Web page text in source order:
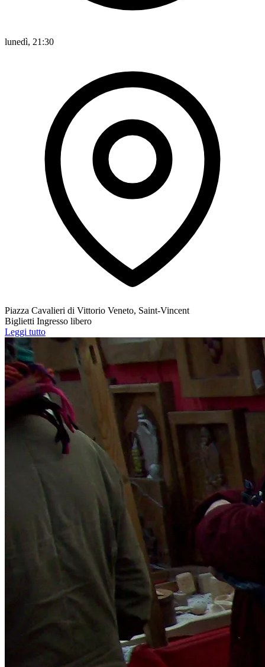
lunedì, 21:30
Piazza Cavalieri di Vittorio Veneto, Saint-Vincent
Biglietti Ingresso libero
Leggi tutto